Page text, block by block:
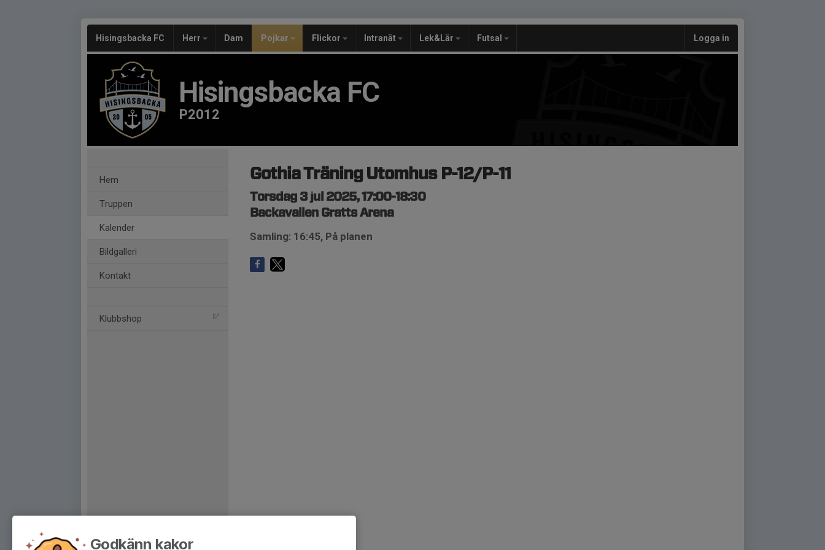
Hisingsbacka FC Herr Dam Pojkar Flickor Intranät Lek&Lär Futsal Logga in
Hisingsbacka FC
P2012
Hem
Truppen
Kalender
Bildgalleri
Kontakt
Klubbshop
Gothia Träning Utomhus P-12/P-11
Torsdag 3 jul 2025, 17:00-18:30
Backavallen Gratts Arena
Samling: 16:45, På planen
Godkänn kakor